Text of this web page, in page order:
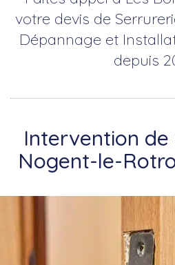
votre devis de
Dépannage et
depuis
Intervention
Nogent-le-